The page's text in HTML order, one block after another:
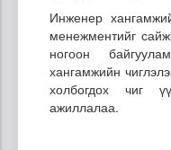
Инженер
менежментийг
ногоон
хангамжийн
холбогдох чиг
ажиллалаа.